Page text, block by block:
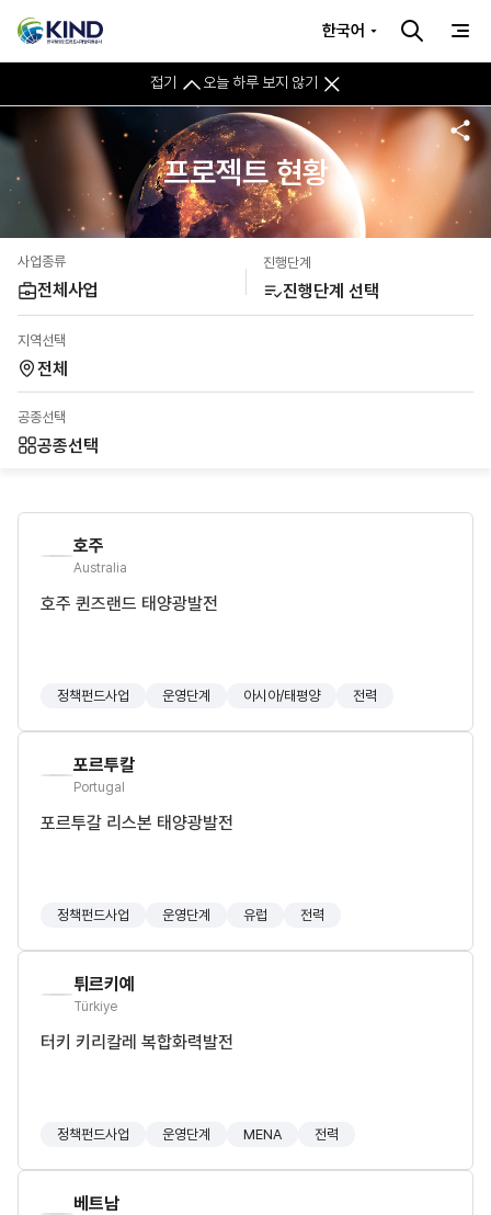
접기 오늘 하루 보지 않기
한국어
프로젝트 현황
사업종류
전체사업
진행단계
진행단계 선택
지역선택
전체
공종선택
공종선택
호주
Australia
호주 퀸즈랜드 태양광발전
정책펀드사업 운영단계 아시아/태평양 전력
포르투칼
Portugal
포르투갈 리스본 태양광발전
정책펀드사업 운영단계 유럽 전력
튀르키예
Türkiye
터키 키리칼레 복합화력발전
정책펀드사업 운영단계 MENA 전력
베트남